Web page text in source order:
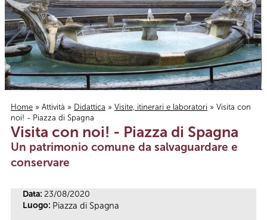
Tu sei qui
Home » Attività » Didattica » Visite, itinerari e laboratori » Visita con
noi! - Piazza di Spagna
Visita con noi! - Piazza di Spagna
Un patrimonio comune da salvaguardare e
conservare
Data: 23/08/2020
Luogo: Piazza di Spagna